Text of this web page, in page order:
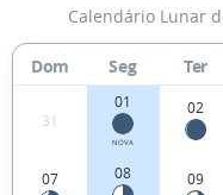
Calendário Lunar
Dom Seg Ter
31
01
NOVA
02
07 08 09